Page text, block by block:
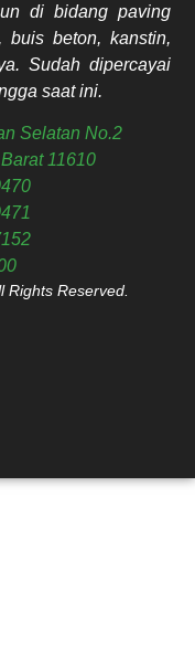
di bidang paving
buis beton, kanstin,
Sudah dipercayai
saat ini.
Selatan No.2
11610
Reserved.